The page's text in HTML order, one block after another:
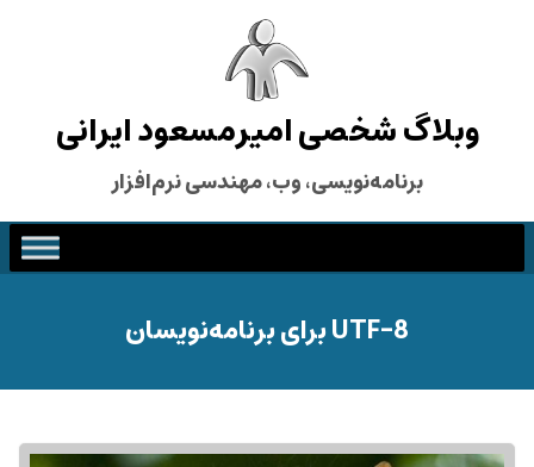
وبلاگ شخصی امیرمسعود ایرانی
برنامه‌نویسی، وب، مهندسی نرم‌افزار
UTF-8 برای برنامه‌نویسان